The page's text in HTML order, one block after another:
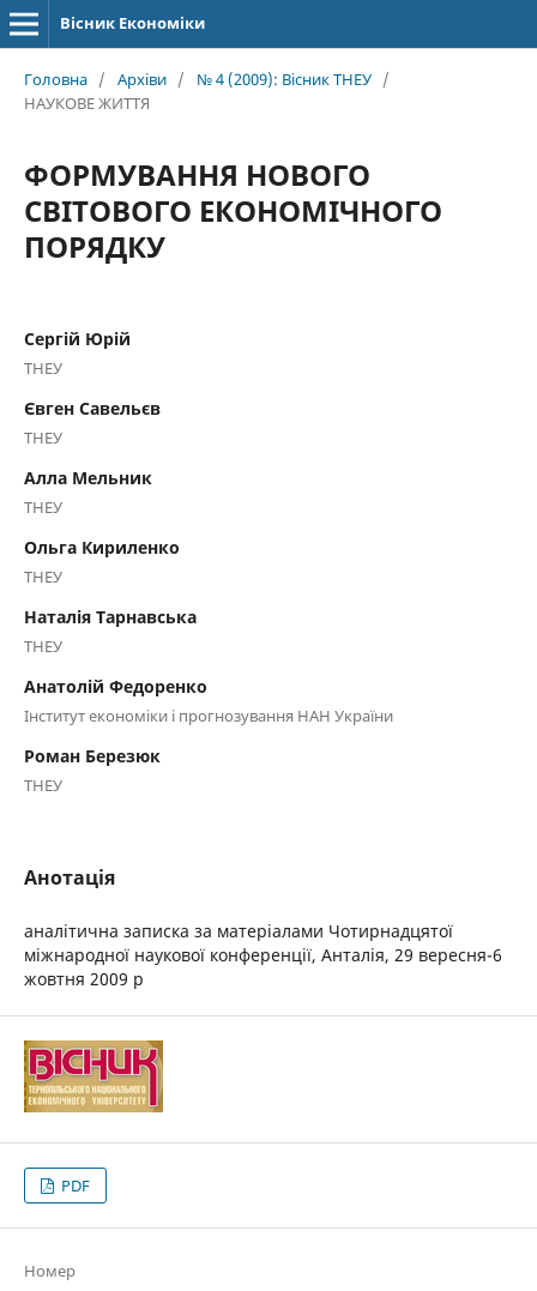
Вісник Економіки
Головна / Архіви / № 4 (2009): Вісник ТНЕУ /
НАУКОВЕ ЖИТТЯ
ФОРМУВАННЯ НОВОГО
СВІТОВОГО ЕКОНОМІЧНОГО
ПОРЯДКУ
Сергій Юрій
ТНЕУ
Євген Савельєв
ТНЕУ
Алла Мельник
ТНЕУ
Ольга Кириленко
ТНЕУ
Наталія Тарнавська
ТНЕУ
Анатолій Федоренко
Інститут економіки і прогнозування НАН України
Роман Березюк
ТНЕУ
Анотація
аналітична записка за матеріалами Чотирнадцятої
міжнародної наукової конференції, Анталія, 29 вересня-6
жовтня 2009 р
PDF
Номер